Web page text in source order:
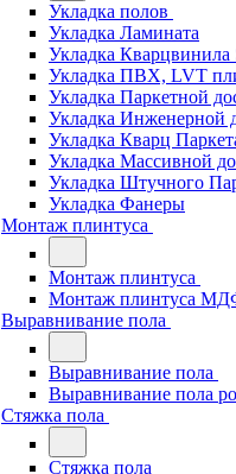
Укладка полов
Укладка Ламината
Укладка Кварцвинила
Укладка ПВХ, LVT
Укладка Паркетной
Укладка Инженерной
Укладка Кварц
Укладка Массивной
Укладка Штучного
Укладка Фанеры
Монтаж плинтуса
Монтаж плинтуса
Монтаж плинтуса
Выравнивание пола
Выравнивание пола
Выравнивание пола
Стяжка пола
Стяжка пола